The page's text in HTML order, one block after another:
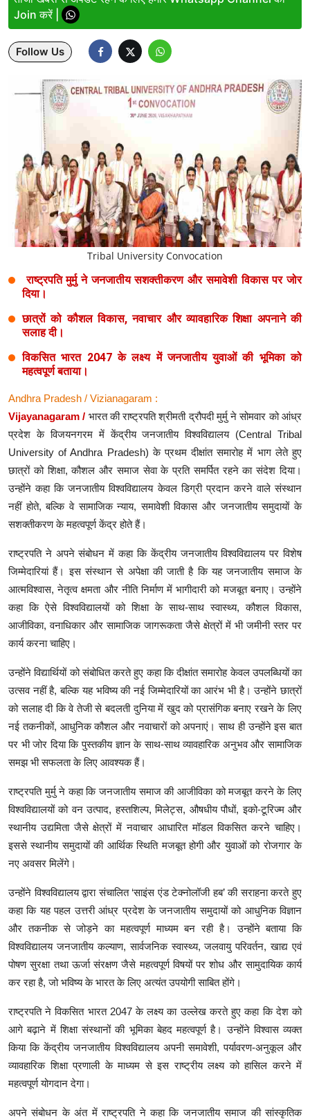
Lifestyle
Health
Development
Career
Literature
Tour & Travel
History Speaks
About Us
Join करें |
Follow Us
Tribal University Convocation
राष्ट्रपति मुर्मु ने जनजातीय सशक्तीकरण और समावेशी विकास पर जोर
दिया।
छात्रों को कौशल विकास, नवाचार और व्यावहारिक शिक्षा अपनाने की
सलाह दी।
विकसित भारत 2047 के लक्ष्य में जनजातीय युवाओं की भूमिका को
महत्वपूर्ण बताया।
Andhra Pradesh / Vizianagaram :
Vijayanagaram / भारत की राष्ट्रपति श्रीमती द्रौपदी मुर्मु ने सोमवार को आंध्र
प्रदेश के विजयनगरम में केंद्रीय जनजातीय विश्वविद्यालय (Central Tribal
University of Andhra Pradesh) के प्रथम दीक्षांत समारोह में भाग लेते हुए
छात्रों को शिक्षा, कौशल और समाज सेवा के प्रति समर्पित रहने का संदेश दिया।
उन्होंने कहा कि जनजातीय विश्वविद्यालय केवल डिग्री प्रदान करने वाले संस्थान
नहीं होते, बल्कि वे सामाजिक न्याय, समावेशी विकास और जनजातीय समुदायों के
सशक्तीकरण के महत्वपूर्ण केंद्र होते हैं।
राष्ट्रपति ने अपने संबोधन में कहा कि केंद्रीय जनजातीय विश्वविद्यालय पर विशेष
जिम्मेदारियां हैं। इस संस्थान से अपेक्षा की जाती है कि यह जनजातीय समाज के
आत्मविश्वास, नेतृत्व क्षमता और नीति निर्माण में भागीदारी को मजबूत बनाए। उन्होंने
कहा कि ऐसे विश्वविद्यालयों को शिक्षा के साथ-साथ स्वास्थ्य, कौशल विकास,
आजीविका, वनाधिकार और सामाजिक जागरूकता जैसे क्षेत्रों में भी जमीनी स्तर पर
कार्य करना चाहिए।
उन्होंने विद्यार्थियों को संबोधित करते हुए कहा कि दीक्षांत समारोह केवल उपलब्धियों का
उत्सव नहीं है, बल्कि यह भविष्य की नई जिम्मेदारियों का आरंभ भी है। उन्होंने छात्रों
को सलाह दी कि वे तेजी से बदलती दुनिया में खुद को प्रासंगिक बनाए रखने के लिए
नई तकनीकों, आधुनिक कौशल और नवाचारों को अपनाएं। साथ ही उन्होंने इस बात
पर भी जोर दिया कि पुस्तकीय ज्ञान के साथ-साथ व्यावहारिक अनुभव और सामाजिक
समझ भी सफलता के लिए आवश्यक हैं।
राष्ट्रपति मुर्मु ने कहा कि जनजातीय समाज की आजीविका को मजबूत करने के लिए
विश्वविद्यालयों को वन उत्पाद, हस्तशिल्प, मिलेट्स, औषधीय पौधों, इको-टूरिज्म और
स्थानीय उद्यमिता जैसे क्षेत्रों में नवाचार आधारित मॉडल विकसित करने चाहिए।
इससे स्थानीय समुदायों की आर्थिक स्थिति मजबूत होगी और युवाओं को रोजगार के
नए अवसर मिलेंगे।
उन्होंने विश्वविद्यालय द्वारा संचालित ‘साइंस एंड टेक्नोलॉजी हब’ की सराहना करते हुए
कहा कि यह पहल उत्तरी आंध्र प्रदेश के जनजातीय समुदायों को आधुनिक विज्ञान
और तकनीक से जोड़ने का महत्वपूर्ण माध्यम बन रही है। उन्होंने बताया कि
विश्वविद्यालय जनजातीय कल्याण, सार्वजनिक स्वास्थ्य, जलवायु परिवर्तन, खाद्य एवं
पोषण सुरक्षा तथा ऊर्जा संरक्षण जैसे महत्वपूर्ण विषयों पर शोध और सामुदायिक कार्य
कर रहा है, जो भविष्य के भारत के लिए अत्यंत उपयोगी साबित होंगे।
राष्ट्रपति ने विकसित भारत 2047 के लक्ष्य का उल्लेख करते हुए कहा कि देश को
आगे बढ़ाने में शिक्षा संस्थानों की भूमिका बेहद महत्वपूर्ण है। उन्होंने विश्वास व्यक्त
किया कि केंद्रीय जनजातीय विश्वविद्यालय अपनी समावेशी, पर्यावरण-अनुकूल और
व्यावहारिक शिक्षा प्रणाली के माध्यम से इस राष्ट्रीय लक्ष्य को हासिल करने में
महत्वपूर्ण योगदान देगा।
अपने संबोधन के अंत में राष्ट्रपति ने कहा कि जनजातीय समाज की सांस्कृतिक